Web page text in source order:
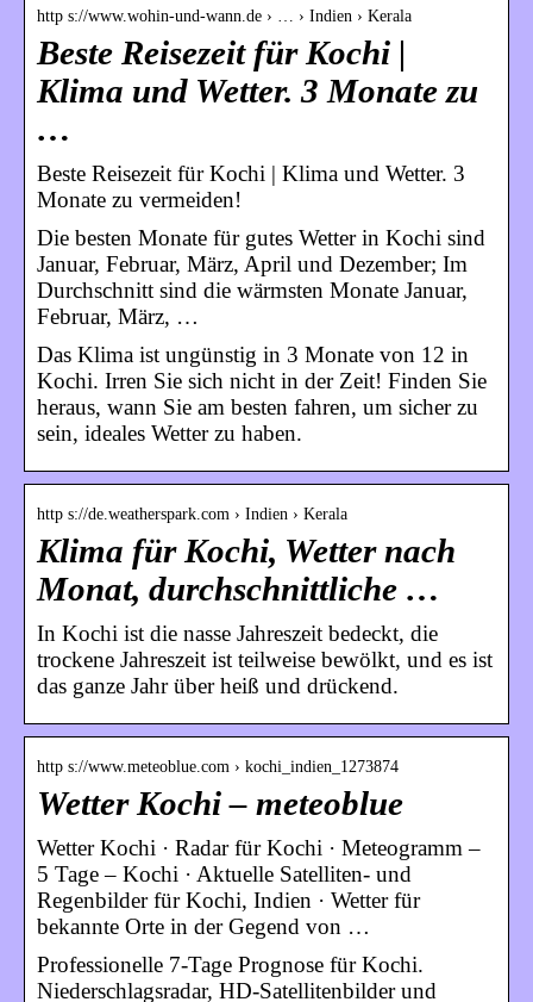
http s://www.wohin-und-wann.de › … › Indien › Kerala
Beste Reisezeit für Kochi |
Klima und Wetter. 3 Monate zu
…
Beste Reisezeit für Kochi | Klima und Wetter. 3
Monate zu vermeiden!
Die besten Monate für gutes Wetter in Kochi sind
Januar, Februar, März, April und Dezember; Im
Durchschnitt sind die wärmsten Monate Januar,
Februar, März, …
Das Klima ist ungünstig in 3 Monate von 12 in
Kochi. Irren Sie sich nicht in der Zeit! Finden Sie
heraus, wann Sie am besten fahren, um sicher zu
sein, ideales Wetter zu haben.
http s://de.weatherspark.com › Indien › Kerala
Klima für Kochi, Wetter nach
Monat, durchschnittliche …
In Kochi ist die nasse Jahreszeit bedeckt, die
trockene Jahreszeit ist teilweise bewölkt, und es ist
das ganze Jahr über heiß und drückend.
http s://www.meteoblue.com › kochi_indien_1273874
Wetter Kochi – meteoblue
Wetter Kochi · Radar für Kochi · Meteogramm –
5 Tage – Kochi · Aktuelle Satelliten- und
Regenbilder für Kochi, Indien · Wetter für
bekannte Orte in der Gegend von …
Professionelle 7-Tage Prognose für Kochi.
Niederschlagsradar, HD-Satellitenbilder und